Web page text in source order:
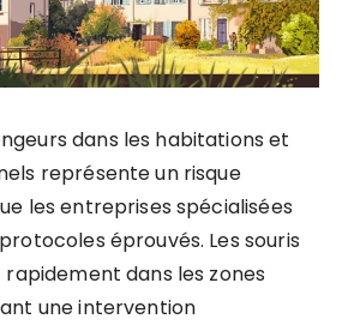
dans les habitations et
représente un risque
les entreprises spécialisées
éprouvés. Les souris
dans les zones
une intervention